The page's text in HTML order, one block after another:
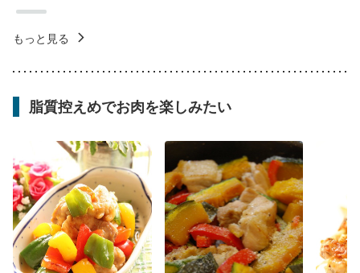
もっと見る
脂質控えめでお肉を楽しみたい